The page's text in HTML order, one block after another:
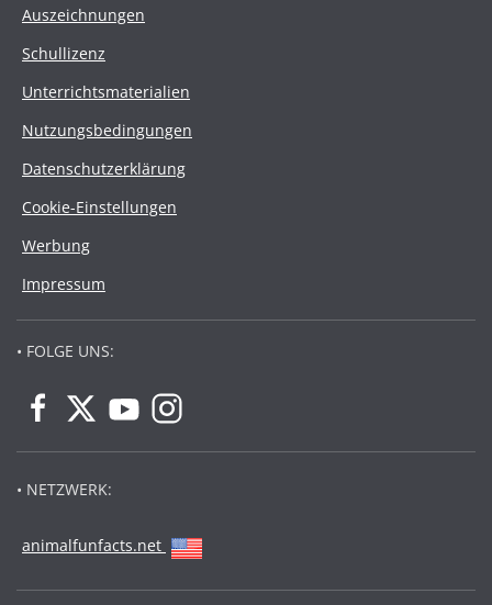
Auszeichnungen
Schullizenz
Unterrichtsmaterialien
Nutzungsbedingungen
Datenschutzerklärung
Cookie-Einstellungen
Werbung
Impressum
• FOLGE UNS:
• NETZWERK:
animalfunfacts.net